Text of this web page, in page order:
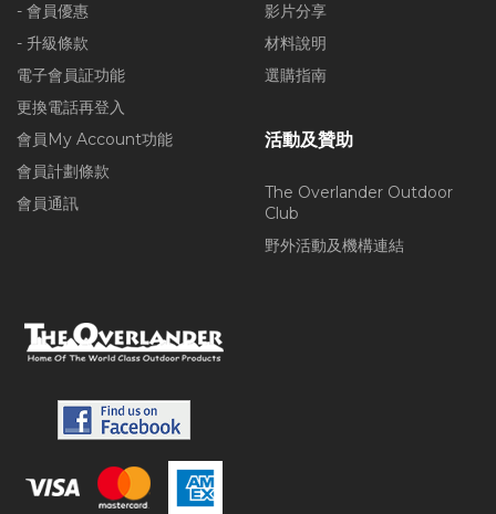
- 會員優惠
- 升級條款
電子會員証功能
更換電話再登入
會員My Account功能
會員計劃條款
會員通訊
影片分享
材料說明
選購指南
活動及贊助
The Overlander Outdoor
Club
野外活動及機構連結